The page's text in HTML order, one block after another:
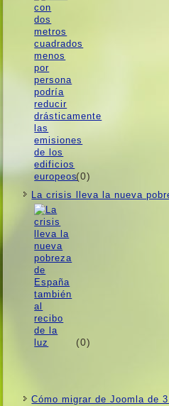
(0)
La crisis lleva la nueva
(0)
Cómo migrar de Joomla de